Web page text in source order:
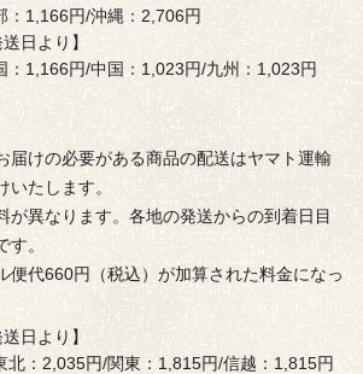
：1,166円/沖縄：2,706円
日より】
：1,166円/中国：1,023円/九州：1,023円
届けの必要がある商品の配送はヤマト運輸
いたします。
が異なります。各地の発送からの到着日目
。
便代660円（税込）が加算された料金になっ
日より】
北：2,035円/関東：1,815円/信越：1,815円